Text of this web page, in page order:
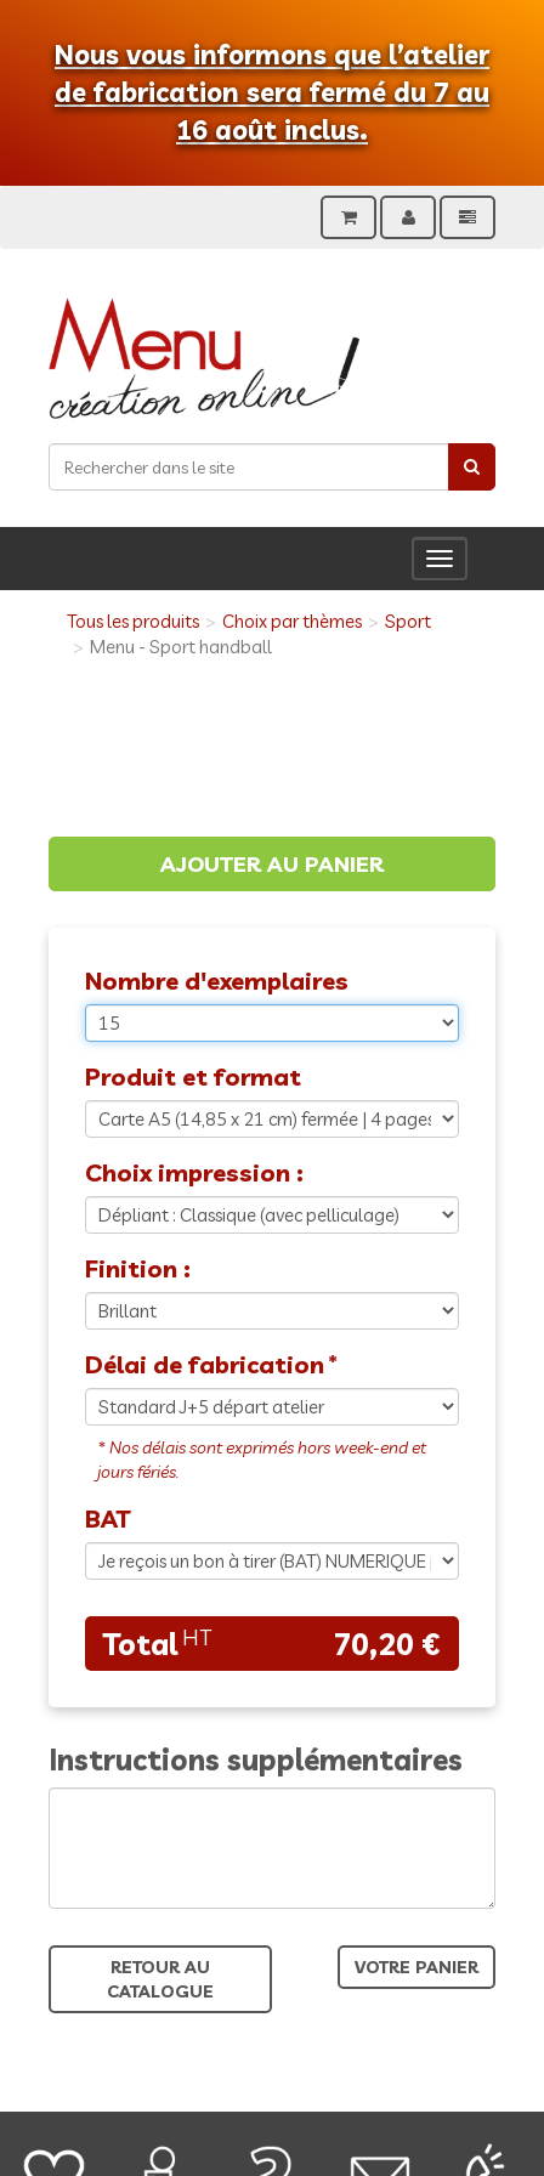
Nous vous informons que l’atelier
de fabrication sera fermé du 7 au
16 août inclus.
Toggle
navigation
Tous les produits
Choix par thèmes
Sport
Menu - Sport handball
Nombre d'exemplaires
Produit et format
Choix impression :
Finition :
Délai de fabrication
BAT
70,20 €
Instructions supplémentaires
RETOUR AU
CATALOGUE
VOTRE PANIER